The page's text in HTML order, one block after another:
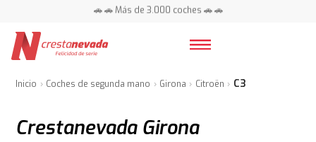
📍 Centros en toda España ⭐
Inicio Coches de segunda mano Girona Citroën C3
Crestanevada Girona